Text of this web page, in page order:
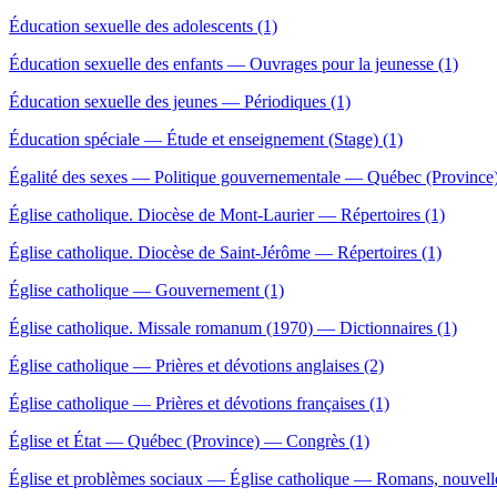
Éducation sexuelle des adolescents (1)
Éducation sexuelle des enfants — Ouvrages pour la jeunesse (1)
Éducation sexuelle des jeunes — Périodiques (1)
Éducation spéciale — Étude et enseignement (Stage) (1)
Égalité des sexes — Politique gouvernementale — Québec
Église catholique. Diocèse de Mont-Laurier — Répertoires (1)
Église catholique. Diocèse de Saint-Jérôme — Répertoires (1)
Église catholique — Gouvernement (1)
Église catholique. Missale romanum (1970) — Dictionnaires (1)
Église catholique — Prières et dévotions anglaises (2)
Église catholique — Prières et dévotions françaises (1)
Église et État — Québec (Province) — Congrès (1)
Église et problèmes sociaux — Église catholique — Romans,